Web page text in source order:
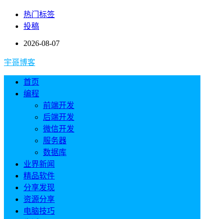
热门标签
投稿
2026-08-07
宇哥博客
首页
编程
前端开发
后端开发
微信开发
服务器
数据库
业界新闻
精品软件
分享发现
资源分享
电脑技巧